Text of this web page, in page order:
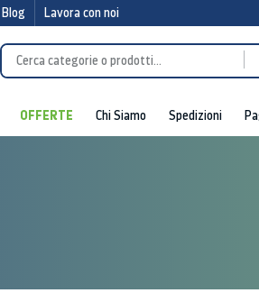
Blog Lavora con noi
OFFERTE Chi Siamo Spedizioni